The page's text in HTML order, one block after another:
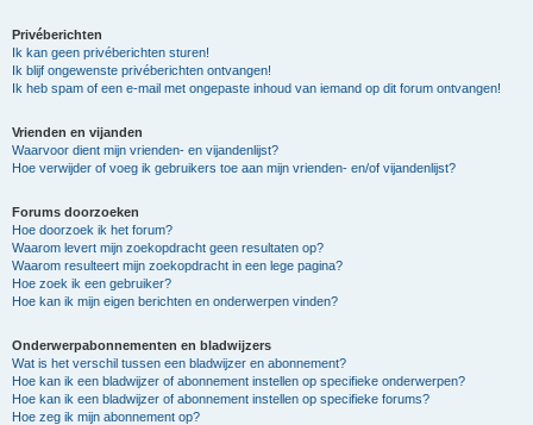
Privéberichten
Ik kan geen privéberichten sturen!
Ik blijf ongewenste privéberichten ontvangen!
Ik heb spam of een e-mail met ongepaste inhoud van iemand op dit forum ontvangen!
Vrienden en vijanden
Waarvoor dient mijn vrienden- en vijandenlijst?
Hoe verwijder of voeg ik gebruikers toe aan mijn vrienden- en/of vijandenlijst?
Forums doorzoeken
Hoe doorzoek ik het forum?
Waarom levert mijn zoekopdracht geen resultaten op?
Waarom resulteert mijn zoekopdracht in een lege pagina?
Hoe zoek ik een gebruiker?
Hoe kan ik mijn eigen berichten en onderwerpen vinden?
Onderwerpabonnementen en bladwijzers
Wat is het verschil tussen een bladwijzer en abonnement?
Hoe kan ik een bladwijzer of abonnement instellen op specifieke onderwerpen?
Hoe kan ik een bladwijzer of abonnement instellen op specifieke forums?
Hoe zeg ik mijn abonnement op?